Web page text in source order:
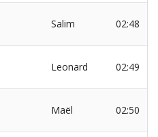
Salim 02:48
Leonard 02:49
Maël 02:50